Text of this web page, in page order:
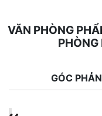
VĂN PHÒNG
GÓC